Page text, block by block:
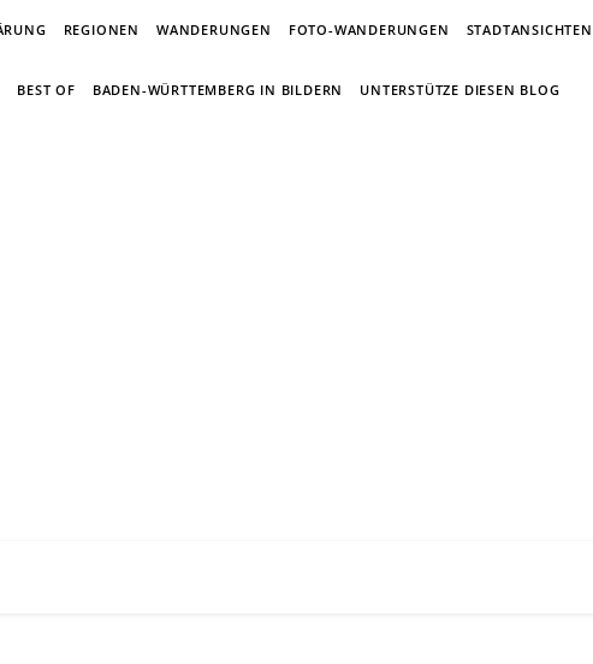
REGIONEN WANDERUNGEN FOTO-WANDERUNGEN STADTANSICHTEN
BEST OF BADEN-WÜRTTEMBERG IN BILDERN UNTERSTÜTZE DIESEN BLOG